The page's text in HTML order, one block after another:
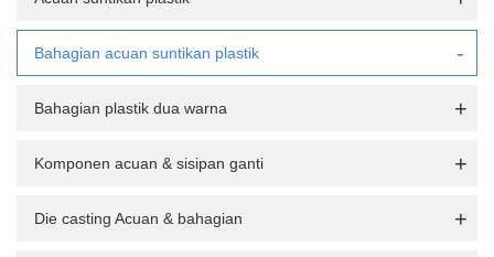
Bahagian acuan suntikan plastik
Bahagian plastik dua warna
Komponen acuan & sisipan ganti
Die casting Acuan & bahagian